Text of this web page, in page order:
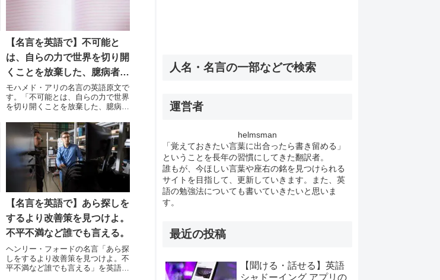
【名言を英語で】不可能と
は、自らの力で世界を切り開
くことを放棄した、臆病者の
言葉だ。
モハメド・アリの名言の英語原文で
す。「不可能とは、自らの力で世界
を切り開くことを放棄した、臆病者
じるための言い訳にすぎない。不可
能とは、事実ですらなく、単なる先
入観だ。不可能とは、誰かに決めつ
けられること…
【名言を英語で】あら探しを
するより改善策を見つけよ。
不平不満など誰でも言える。
ヘンリー・フォードの名言「あら探
しをするより改善策を見つけよ。不
平不満など誰でも言える」を英語原
人名・名言の一部などで検索
運営者
helmsman
「覚えておきたい言葉に出合ったら書き留める」
ということを長年の習慣にしてきた翻訳者。
誰もが、今ほしい言葉や座右の銘を見つけられる
サイトを目指して、更新していきます。また、英
語の勉強法についても書いていきたいと思いま
す。
最近の投稿
【聞ける・話せる】英語
シャドーイング アプリの